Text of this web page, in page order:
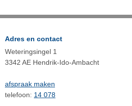
Adres en contact
Weteringsingel 1
3342 AE Hendrik-Ido-Ambacht
afspraak maken
telefoon: 14 078